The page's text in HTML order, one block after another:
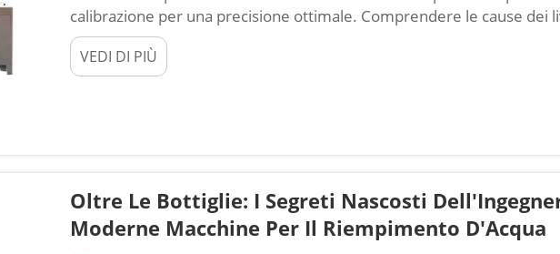
calibrazione per una precisione ottimale. Comprendere le cause dei
non uniformi nelle macchine per il riempimento di bevande. Quando
riempimento di bevande producono livelli di riempimento non
VEDI DI PIÙ
Oltre Le Bottiglie: I Segreti Nascosti
Moderne Macchine Per Il Riempimento D'Acqua